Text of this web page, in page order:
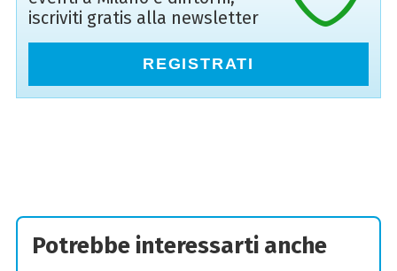
iscriviti gratis alla newsletter
REGISTRATI
Potrebbe interessarti anche